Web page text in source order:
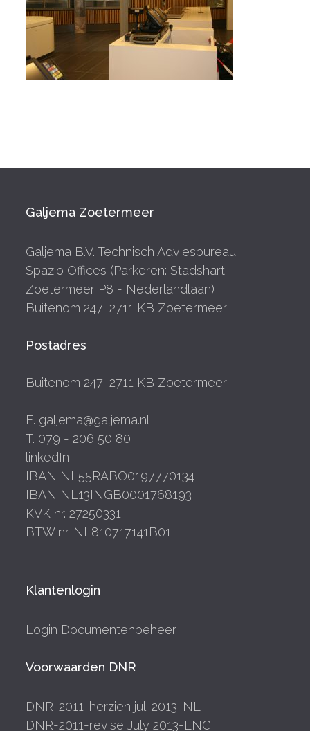
Galjema Zoetermeer
Galjema B.V. Technisch Adviesbureau
Spazio Offices (Parkeren: Stadshart
Zoetermeer P8 - Nederlandlaan)
Buitenom 247, 2711 KB Zoetermeer
Postadres
Buitenom 247, 2711 KB Zoetermeer
E. galjema@galjema.nl
T. 079 - 206 50 80
linkedIn
IBAN NL55RABO0197770134
IBAN NL13INGB0001768193
KVK nr. 27250331
BTW nr. NL810717141B01
Klantenlogin
Login Documentenbeheer
Voorwaarden DNR
DNR-2011-herzien juli 2013-NL
DNR-2011-revise July 2013-ENG